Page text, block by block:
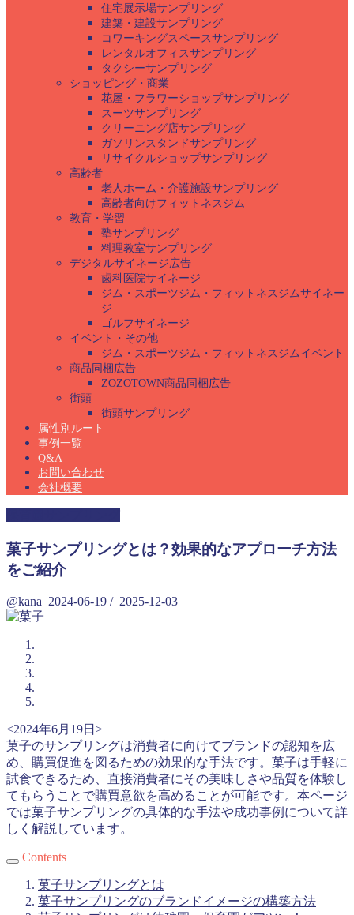
住宅展示場サンプリング
建築・建設サンプリング
コワーキングスペースサンプリング
レンタルオフィスサンプリング
タクシーサンプリング
ショッピング・商業
花屋・フラワーショップサンプリング
スーツサンプリング
クリーニング店サンプリング
ガソリンスタンドサンプリング
リサイクルショップサンプリング
高齢者
老人ホーム・介護施設サンプリング
高齢者向けフィットネスジム
教育・学習
塾サンプリング
料理教室サンプリング
デジタルサイネージ広告
歯科医院サイネージ
ジム・スポーツジム・フィットネスジムサイネー
ジ
ゴルフサイネージ
イベント・その他
ジム・スポーツジム・フィットネスジムイベント
商品同梱広告
ZOZOTOWN商品同梱広告
街頭
街頭サンプリング
属性別ルート
事例一覧
Q&A
お問い合わせ
会社概要
菓子サンプリングとは？効果的なアプローチ方法
をご紹介
@kana 2024-06-19 / 2025-12-03
<2024年6月19日>
菓子のサンプリングは消費者に向けてブランドの認知を広
め、購買促進を図るための効果的な手法です。菓子は手軽に
試食できるため、直接消費者にその美味しさや品質を体験し
てもらうことで購買意欲を高めることが可能です。本ページ
では菓子サンプリングの具体的な手法や成功事例について詳
しく解説しています。
Contents
菓子サンプリングとは
菓子サンプリングのブランドイメージの構築方法